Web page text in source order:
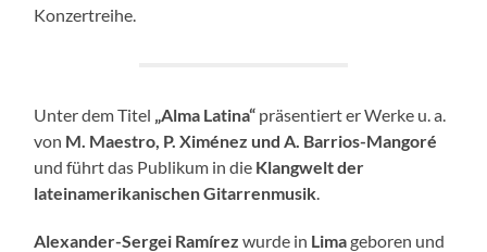
Konzertreihe.
Unter dem Titel „Alma Latina“ präsentiert er Werke u. a.
von M. Maestro, P. Ximénez und A. Barrios-Mangoré
und führt das Publikum in die Klangwelt der
lateinamerikanischen Gitarrenmusik
Alexander-Sergei Ramírez wurde in Limageboren und